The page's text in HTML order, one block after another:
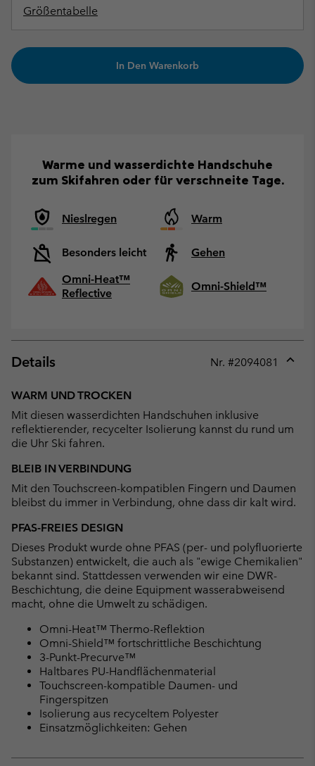
Größentabelle
In Den Warenkorb
Warme und wasserdichte Handschuhe
zum Skifahren oder für verschneite Tage.
Nieslregen Warm
Besonders leicht
Gehen
Omni-Heat™
Reflective
Omni-Shield™
Details Nr. #2094081
WARM UND TROCKEN
Mit diesen wasserdichten Handschuhen inklusive
reflektierender, recycelter Isolierung kannst du rund um
die Uhr Ski fahren.
BLEIB IN VERBINDUNG
Mit den Touchscreen-kompatiblen Fingern und Daumen
bleibst du immer in Verbindung, ohne dass dir kalt wird.
PFAS-FREIES DESIGN
Dieses Produkt wurde ohne PFAS (per- und polyfluorierte
Substanzen) entwickelt, die auch als "ewige Chemikalien"
bekannt sind. Stattdessen verwenden wir eine DWR-
Beschichtung, die deine Equipment wasserabweisend
macht, ohne die Umwelt zu schädigen.
Omni-Heat™ Thermo-Reflektion
Omni-Shield™ fortschrittliche Beschichtung
3-Punkt-Precurve™
Haltbares PU-Handflächenmaterial
Touchscreen-kompatible Daumen- und
Fingerspitzen
Isolierung aus recyceltem Polyester
Einsatzmöglichkeiten: Gehen